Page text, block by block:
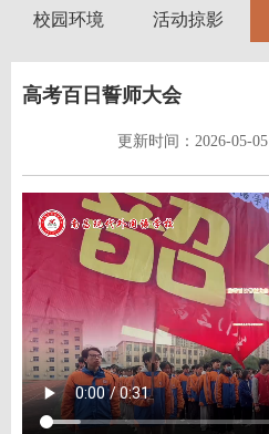
校园环境 活动掠影
高考百日誓师大会
更新时间：2026-05-05